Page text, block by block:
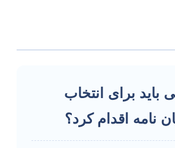
باید برای انتخاب
نامه اقدام کرد؟